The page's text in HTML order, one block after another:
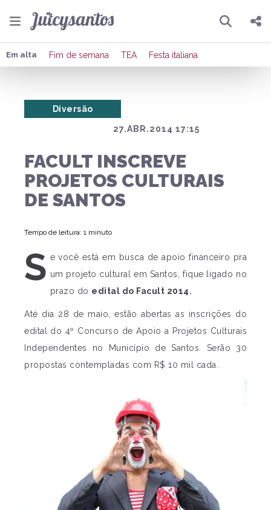
Pesquisar
Compartilhar
Publicar no X
Em alta Fim de semana TEA Festa italiana
27.ABR.2014 17:15
Diversão
FACULT INSCREVE
PROJETOS CULTURAIS
DE SANTOS
Tempo de leitura: 1 minuto
S e você está em busca de apoio financeiro pra
um projeto cultural em Santos, fique ligado no
prazo do edital do Facult 2014.
Até dia 28 de maio, estão abertas as inscrições do
edital do 4º Concurso de Apoio a Projetos Culturais
Independentes no Município de Santos. Serão 30
propostas contempladas com R$ 10 mil cada.